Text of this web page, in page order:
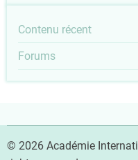
menu
Outils
Contenu récent
Forums
© 2026 Académie